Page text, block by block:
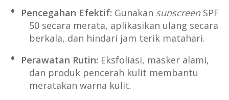
Pencegahan Efektif: Gunakan sunscreenSPF
50 secara merata, aplikasikan ulang secara
berkala, dan hindari jam terik matahari.
Perawatan Rutin: Eksfoliasi, masker alami,
dan produk pencerah kulit membantu
meratakan warna kulit.